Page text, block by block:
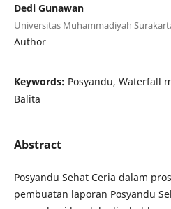
Dedi Gunawan
Universitas Muhammadiyah
Author
Keywords: Posyandu, Waterfall
Balita
Abstract
Posyandu Sehat Ceria dalam
pembuatan laporan Posyandu